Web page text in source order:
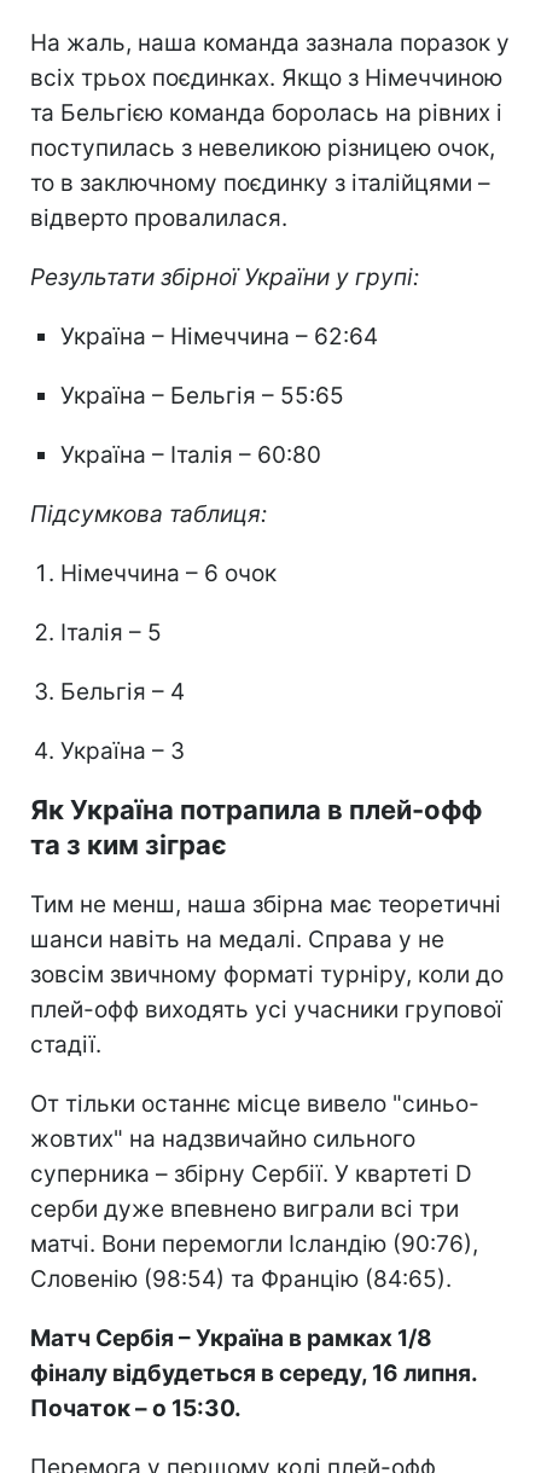
На жаль, наша команда зазнала поразок у
всіх трьох поєдинках. Якщо з Німеччиною
та Бельгією команда боролась на рівних і
поступилась з невеликою різницею очок,
то в заключному поєдинку з італійцями –
відверто провалилася.
Результати збірної України у групі:
Україна – Німеччина – 62:64
Україна – Бельгія – 55:65
Україна – Італія – 60:80
Підсумкова таблиця:
Німеччина – 6 очок
Італія – 5
Бельгія – 4
Україна – 3
Як Україна потрапила в плей-офф
та з ким зіграє
Тим не менш, наша збірна має теоретичні
шанси навіть на медалі. Справа у не
зовсім звичному форматі турніру, коли до
плей-офф виходять усі учасники групової
стадії.
От тільки останнє місце вивело "синьо-
жовтих" на надзвичайно сильного
суперника – збірну Сербії. У квартеті D
серби дуже впевнено виграли всі три
матчі. Вони перемогли Ісландію (90:76),
Словенію (98:54) та Францію (84:65).
Матч Сербія – Україна в рамках 1/8
фіналу відбудеться в середу, 16 липня.
Початок – о 15:30.
Перемога у першому колі плей-офф